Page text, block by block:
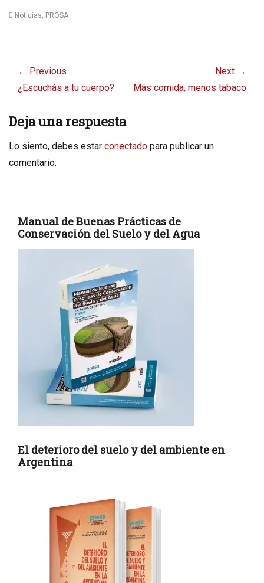
Categories
Noticias, PROSA
de
entradas
← Previous
Previous
¿Escuchás a tu cuerpo?
Next →
Next
Más comida, menos tabaco
Deja una respuesta
Lo siento, debes estar conectado para publicar un
comentario.
Manual de Buenas Prácticas de
Conservación del Suelo y del Agua
El deterioro del suelo y del ambiente en
Argentina